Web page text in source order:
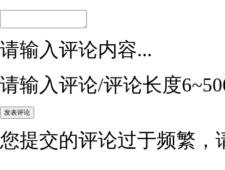
请输入评论内容...
请输入评论/评论长度
您提交的评论过于频繁，